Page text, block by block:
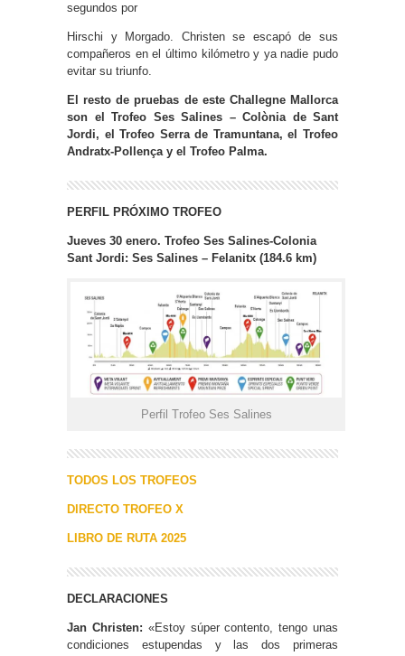
segundos por
Hirschi y Morgado. Christen se escapó de sus
compañeros en el último kilómetro y ya nadie pudo
evitar su triunfo.
E resto de pruebas de esteChallegne Mallorca
son el Trofeo Ses Salines – Colònia de Sant
Jordi, el Trofeo Serra de Tramuntana, el Trofeo
Andratx-Pollença y el Trofeo Palma.
PERFIL PRÓXIMO TROFEO
Jueves 30 enero. Trofeo Ses Salines-Colonia
Sant Jordi: Ses Salines – Felanitx (184.6 km)
Perfil Trofeo Ses Salines
TODOS LOS TROFEOS
DIRECTO TROFEO X
LIBRO DE RUTA 2025
DECLARACIONES
Jan Christen: «Estoy súper contento, tengo unas
condiciones estupendas y las dos primeras